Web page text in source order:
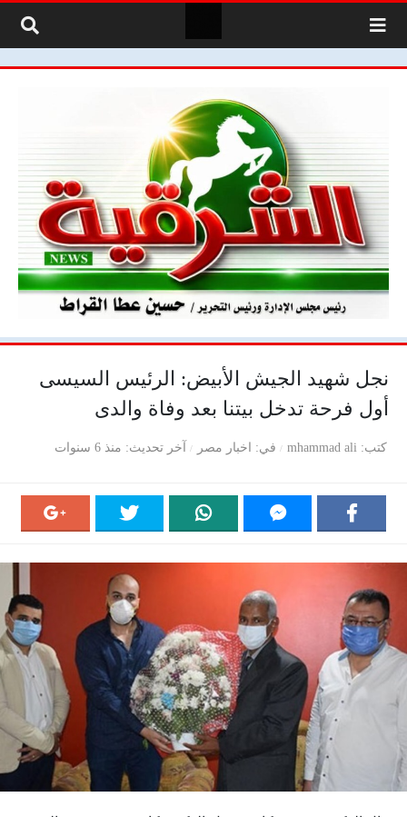
نجل شهيد الجيش الأبيض: الرئيس السيسى
أول فرحة تدخل بيتنا بعد وفاة والدى
كتب mhammad ali في اخبار مصر آخر تحديث منذ 6 سنوات